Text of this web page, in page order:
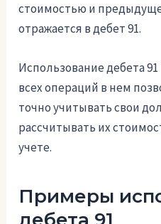
стоимостью и
отражается в дебет 91.
Использование дебета
всех операций в нем
точно учитывать свои
рассчитывать их
учете.
Примеры